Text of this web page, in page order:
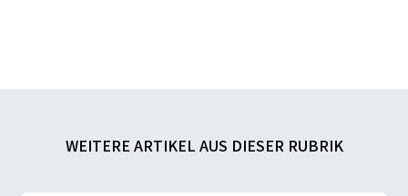
WEITERE ARTIKEL AUS DIESER RUBRIK